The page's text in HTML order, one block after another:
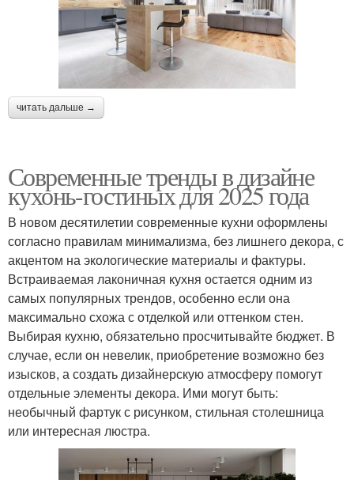
читать дальше →
Современные тренды в дизайне
кухонь-гостиных для 2025 года
В новом десятилетии современные кухни оформлены
согласно правилам минимализма, без лишнего декора, с
акцентом на экологические материалы и фактуры.
Встраиваемая лаконичная кухня остается одним из
самых популярных трендов, особенно если она
максимально схожа с отделкой или оттенком стен.
Выбирая кухню, обязательно просчитывайте бюджет. В
случае, если он невелик, приобретение возможно без
изысков, а создать дизайнерскую атмосферу помогут
отдельные элементы декора. Ими могут быть:
необычный фартук с рисунком, стильная столешница
или интересная люстра.